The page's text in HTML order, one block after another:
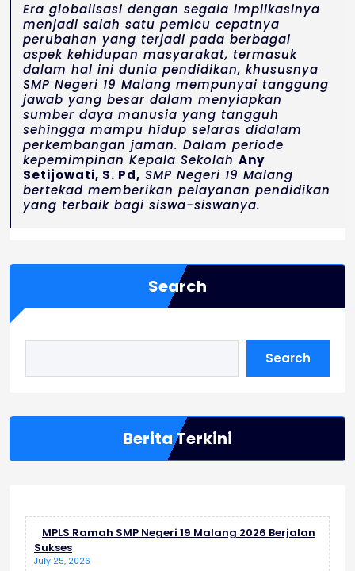
Era globalisasi dengan segala implikasinya
menjadi salah satu pemicu cepatnya
perubahan yang terjadi pada berbagai
aspek kehidupan masyarakat, termasuk
dalam hal ini dunia pendidikan, khususnya
SMP Negeri 19 Malang mempunyai tanggung
jawab yang besar dalam menyiapkan
sumber daya manusia yang tangguh
sehingga mampu hidup selaras didalam
perkembangan jaman. Dalam periode
kepemimpinan Kepala Sekolah Any
Setijowati, S. Pd, SMP Negeri 19 Malang
bertekad memberikan pelayanan pendidikan
yang terbaik bagi siswa-siswanya.
Search
Search
Berita Terkini
MPLS Ramah SMP Negeri 19 Malang 2026 Berjalan
Sukses
July 25, 2026